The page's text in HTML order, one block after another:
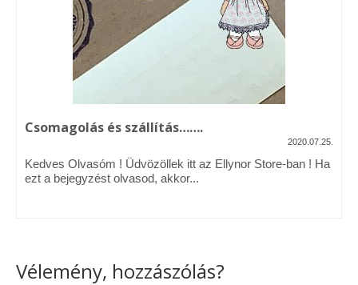
Csomagolás és szállítás…….
2020.07.25.
Kedves Olvasóm ! Üdvözöllek itt az Ellynor Store-ban ! Ha
ezt a bejegyzést olvasod, akkor...
Vélemény, hozzászólás?